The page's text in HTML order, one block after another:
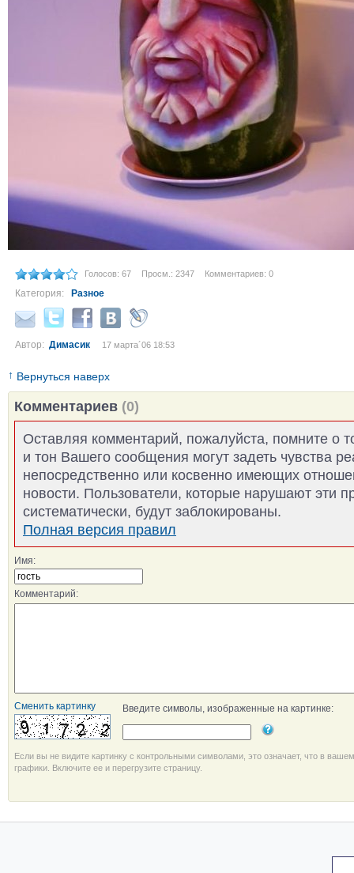
Голосов: 67 Просм.: 2347 Комментариев: 0
Категория: Разное
Автор: Димасик 17 марта´06 18:53
↑ Вернуться наверх
Комментариев (0)
Оставляя комментарий, пожалуйста, помните о
и тон Вашего сообщения могут задеть чувства
непосредственно или косвенно имеющих
новости. Пользователи, которые нарушают эти
систематически, будут заблокированы.
Полная версия правил
Имя:
Комментарий:
Сменить картинку Введите символы, изображенные на картинке:
Если вы не видите картинку с контрольными символами, это означает, что в
графики. Включите ее и перегрузите страницу.